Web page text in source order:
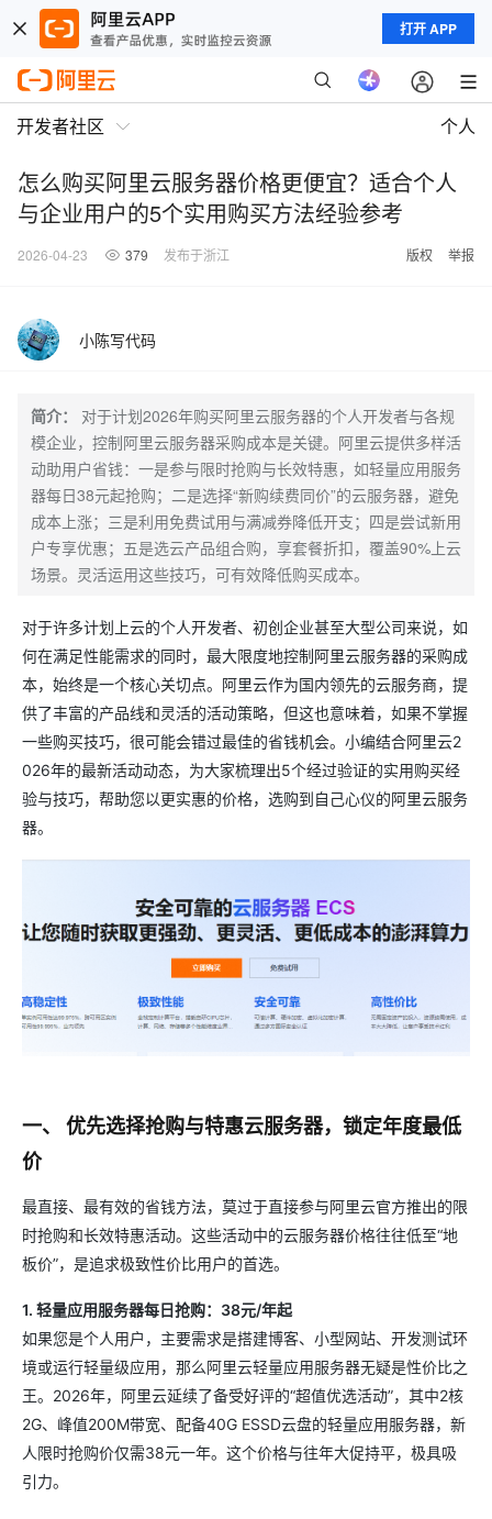
打开 APP
开发者社区 个人
怎么购买阿里云服务器价格更便宜？适合个人
与企业用户的5个实用购买方法经验参考
2026-04-23 379 发布于浙江 版权 举报
小陈写代码
简介：
对于计划2026年购买阿里云服务器的个人开发者与各规
模企业，控制阿里云服务器采购成本是关键。阿里云提供多样活
动助用户省钱：一是参与限时抢购与长效特惠，如轻量应用服务
器每日38元起抢购；二是选择“新购续费同价”的云服务器，避免
成本上涨；三是利用免费试用与满减券降低开支；四是尝试新用
户专享优惠；五是选云产品组合购，享套餐折扣，覆盖90%上云
场景。灵活运用这些技巧，可有效降低购买成本。
对于许多计划上云的个人开发者、初创企业甚至大型公司来说，如
何在满足性能需求的同时，最大限度地控制阿里云服务器的采购成
本，始终是一个核心关切点。阿里云作为国内领先的云服务商，提
供了丰富的产品线和灵活的活动策略，但这也意味着，如果不掌握
一些购买技巧，很可能会错过最佳的省钱机会。小编结合阿里云2
026年的最新活动动态，为大家梳理出5个经过验证的实用购买经
验与技巧，帮助您以更实惠的价格，选购到自己心仪的阿里云服务
器。
一、 优先选择抢购与特惠云服务器，锁定年度最低
价
最直接、最有效的省钱方法，莫过于直接参与阿里云官方推出的限
时抢购和长效特惠活动。这些活动中的云服务器价格往往低至“地
板价”，是追求极致性价比用户的首选。
1. 轻量应用服务器每日抢购：38元/年起
如果您是个人用户，主要需求是搭建博客、小型网站、开发测试环
境或运行轻量级应用，那么阿里云轻量应用服务器无疑是性价比之
王。2026年，阿里云延续了备受好评的“超值优选活动”，其中2核
2G、峰值200M带宽、配备40G ESSD云盘的轻量应用服务器，新
人限时抢购价仅需38元一年。这个价格与往年大促持平，极具吸
引力。